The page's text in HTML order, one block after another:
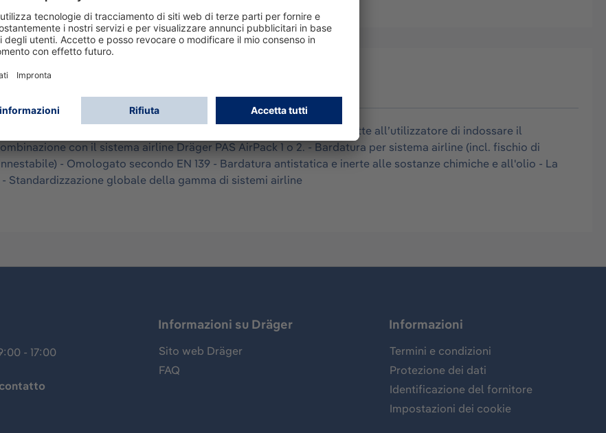
con un sofisticato sistema di bardatura indeformabile che permette all’utilizzatore di indossare il
con il sistema airline Dräger PAS AirPack 1 o 2. - Bardatura per sistema airline (incl. fischio di
- Omologato secondo EN 139 - Bardatura antistatica e inerte alle sostanze chimiche e all'olio - La
Standardizzazione globale della gamma di sistemi airline
- 17:00
Informazioni su Dräger
Sito web Dräger
FAQ
Informazioni
Termini e condizioni
Protezione dei dati
Identificazione del fornitore
Impostazioni dei cookie